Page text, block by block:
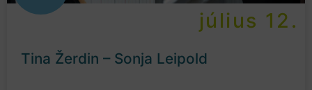
július 12.
Tina Žerdin – Sonja Leipold